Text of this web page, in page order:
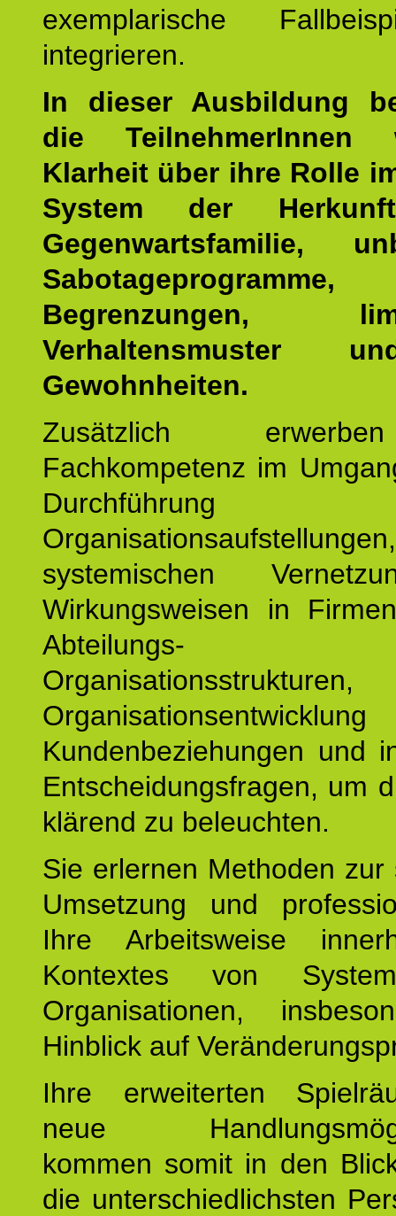
exemplarische
integrieren.
In dieser Ausbildung
die TeilnehmerInnen
Klarheit über ihre Rolle
System der
Gegenwartsfamilie,
Begrenzungen,
Verhaltensmuster
Gewohnheiten.
Zusätzlich
Fachkompetenz im
systemischen
Wirkungsweisen in
Abteilungs-
Kundenbeziehungen und
Entscheidungsfragen, um
klärend zu beleuchten.
Sie erlernen Methoden zur
Umsetzung und
Ihre Arbeitsweise
Kontextes von
Organisationen,
Hinblick auf
Ihre erweiterten
neue
kommen somit in den
die unterschiedlichsten